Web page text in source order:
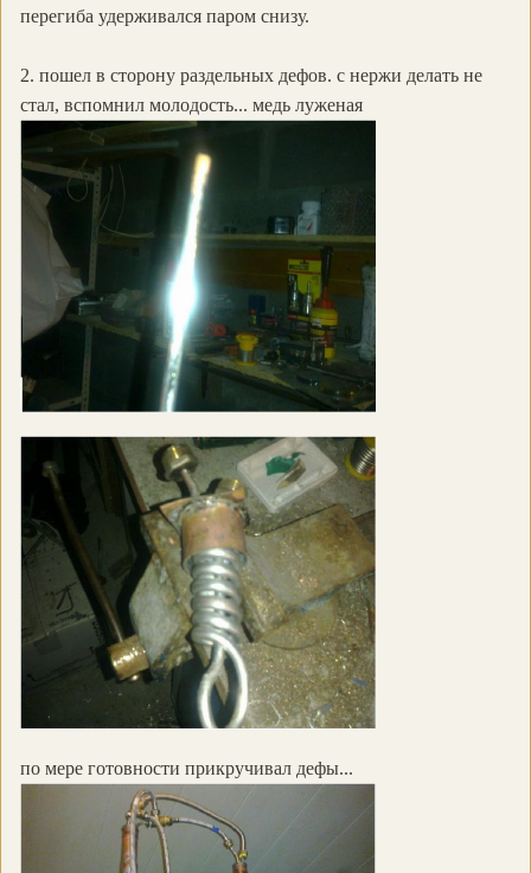
перегиба удерживался паром снизу.
2. пошел в сторону раздельных дефов. с нержи делать не
стал, вспомнил молодость... медь луженая
по мере готовности прикручивал дефы...